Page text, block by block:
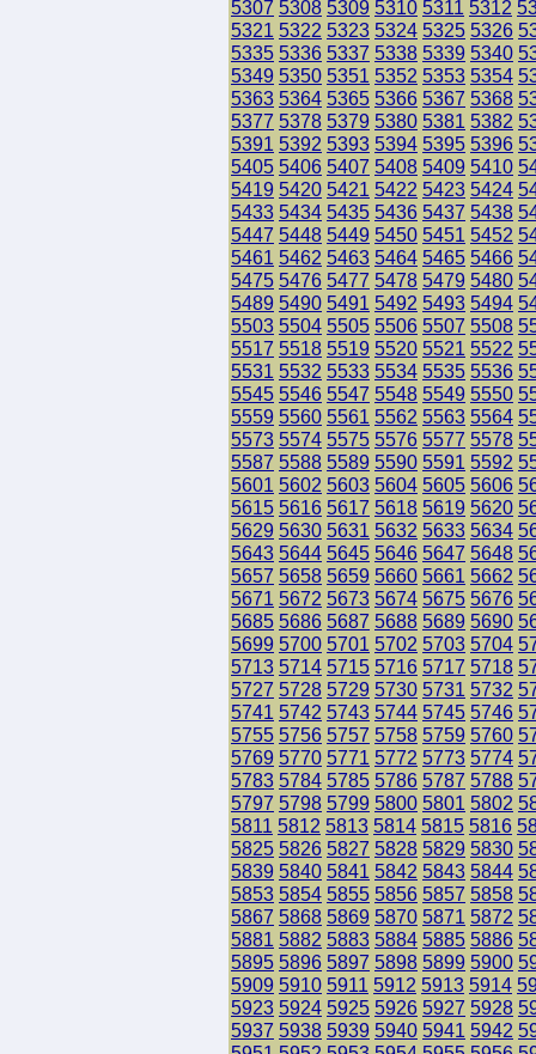
5307 5308 5309 5310 5311 5312
5321 5322 5323 5324 5325 5326
5335 5336 5337 5338 5339 5340
5349 5350 5351 5352 5353 5354
5363 5364 5365 5366 5367 5368
5377 5378 5379 5380 5381 5382
5391 5392 5393 5394 5395 5396
5405 5406 5407 5408 5409 5410
5419 5420 5421 5422 5423 5424
5433 5434 5435 5436 5437 5438
5447 5448 5449 5450 5451 5452
5461 5462 5463 5464 5465 5466
5475 5476 5477 5478 5479 5480
5489 5490 5491 5492 5493 5494
5503 5504 5505 5506 5507 5508
5517 5518 5519 5520 5521 5522
5531 5532 5533 5534 5535 5536
5545 5546 5547 5548 5549 5550
5559 5560 5561 5562 5563 5564
5573 5574 5575 5576 5577 5578
5587 5588 5589 5590 5591 5592
5601 5602 5603 5604 5605 5606
5615 5616 5617 5618 5619 5620
5629 5630 5631 5632 5633 5634
5643 5644 5645 5646 5647 5648
5657 5658 5659 5660 5661 5662
5671 5672 5673 5674 5675 5676
5685 5686 5687 5688 5689 5690
5699 5700 5701 5702 5703 5704
5713 5714 5715 5716 5717 5718
5727 5728 5729 5730 5731 5732
5741 5742 5743 5744 5745 5746
5755 5756 5757 5758 5759 5760
5769 5770 5771 5772 5773 5774
5783 5784 5785 5786 5787 5788
5797 5798 5799 5800 5801 5802
5811 5812 5813 5814 5815 5816
5825 5826 5827 5828 5829 5830
5839 5840 5841 5842 5843 5844
5853 5854 5855 5856 5857 5858
5867 5868 5869 5870 5871 5872
5881 5882 5883 5884 5885 5886
5895 5896 5897 5898 5899 5900
5909 5910 5911 5912 5913 5914
5923 5924 5925 5926 5927 5928
5937 5938 5939 5940 5941 5942